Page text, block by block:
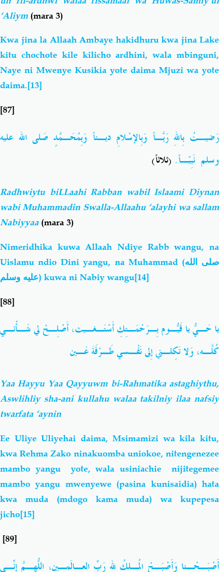
‘Aliym (mara 3)
Kwa jina la Allaah Ambaye hakidhuru kwa jina Lake
kitu chochote kile kilicho ardhini, wala mbinguni,
Naye ni Mwenye Kusikia yote daima Mjuzi wa yote
daima.[13]
[87]
رَضيـتُ بِاللهِ رَبَّـاً وَبِالإسْلامِ ديـناً وَبِمُحَـمَّدٍ صَلى الله عليه
وسلم نَبِيّـاً. (ثلاثاً)
Radhwiytu biLLaahi Rabban wabil Islaami Diynan
wabi Muhammadin Swalla-Allaahu ‘alayhi wa sallam
Nabiyyaa (mara 3)
Nimeridhika kuwa Allaah Ndiye Rabb wangu, na
Uislamu ndio Dini yangu, na Muhammad (صلى الله
عليه وسلم) kuwa ni Nabiy wangu[14]
[88]
يا حَـيُّ يا قَيّـومُ بِـرَحْمَـتِكِ أَسْتَـغـيث، أَصْلِـحْ لي شَـأْنـي
كُلَّـه، وَلا تَكِلـني إِلى نَفْـسي طَـرْفَةَ عَـين
Yaa Hayyu Yaa Qayyuwm bi-Rahmatika astaghiythu,
Aswlihliy sha-ani kullahu walaa takilniy ilaa nafsiy
twarfata ‘aynin
Ee Uliye Uliyehai daima, Msimamizi wa kila kitu,
kwa Rehma Zako ninakuomba uniokoe, nitengenezee
mambo yangu yote, wala usiniachie nijitegemee
mambo yangu mwenyewe (pasina kunisaidia) hata
kwa muda (mdogo kama muda) wa kupepesa
jicho[15]
[89]
أَصْبَـحْـنا وَأَصْبَـحْ المُـلكُ للهِ رَبِّ العـالَمـين، اللّهُـمَّ إِنِّـي